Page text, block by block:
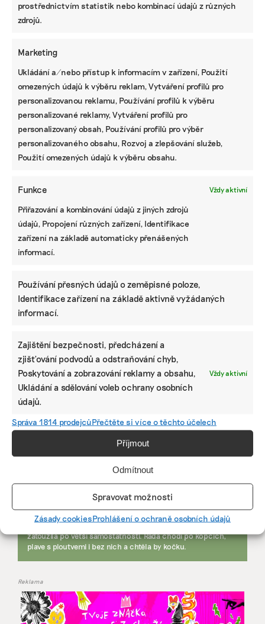
prostřednictvím statistik nebo kombinací údajů z různých
zdrojů.
Marketing
Ukládání a/nebo přístup k informacím v zařízení, Použití
omezených údajů k výběru reklam, Vytváření profilů pro
personalizovanou reklamu, Používání profilů k výběru
personalizované reklamy, Vytváření profilů pro
personalizovaný obsah, Používání profilů pro výběr
personalizovaného obsahu, Rozvoj a zlepšování služeb,
Použití omezených údajů k výběru obsahu.
Funkce Vždy aktivní
Přiřazování a kombinování údajů z jiných zdrojů
údajů, Propojení různých zařízení, Identifikace
zařízení na základě automaticky přenášených
informací.
Používání přesných údajů o zeměpisné poloze,
Identifikace zařízení na základě aktivně vyžádaných
informací.
Zajištění bezpečnosti, předcházení a
zjišťování podvodů a odstraňování chyb,
Poskytování a zobrazování reklamy a obsahu,
Ukládání a sdělování voleb ochrany osobních
údajů.
Vždy aktivní
Správa 1814 prodejcůPřečtěte si více o těchto účelech
Příjmout
Odmítnout
Spravovat možnosti
Zásady cookiesProhlášení o ochraně osobních údajů
následovat bude přenesení do práv států EU.
Uplatnitelnost lze pak očekávat kolem roku 2027.
Reportování podle současné praxe
Také konečná verze směrnice CSRD o
nefinančním reportingu, která by se letos měla v
Česku dotknout zhruba dvou desítek společností,
je, pokud jde o reporting pracovníků v
dodavatelském řetězci, mírnější. „Na první rok
reportování existuje výjimka,“ upřesňuje expertka
EY s tím, že jde o výsledek tlaku byznysu, který
pracovníků v globálním rozsahu lze očekávat, že
firmy budou muset změnit přístup ke svým
dodavatelům a spolupracovat s těmi, kteří jsou
sociálně a environmentálně informovaní a
„V letošním roce připravujeme komplexní
hodnocení všech našich přímých dodavatelů v
zaměříme na ty, u kterých byly zjištěny největší
nedostatky,“ potvrzuje například Jan Rodek za
Hyundai.
Partnerem tohoto článku je poradenská společnost
MARTINA PATOČKOVÁ
Martina začínala s novinařinou v agentuře ČTK a pokračovala
v MF Dnes, psala pro E15 či Reportér Premium. Jenže pak
zatoužila po větší samostatnosti. Ráda chodí po kopcích,
plave s ploutvemi i bez nich a chtěla by kočku.
Reklama